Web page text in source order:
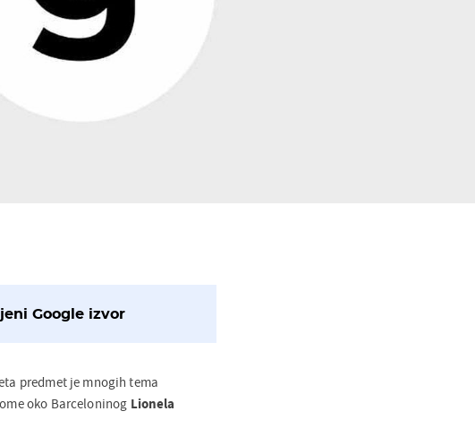
Google izvor
predmet je mnogih tema
oko Barceloninog Lionela